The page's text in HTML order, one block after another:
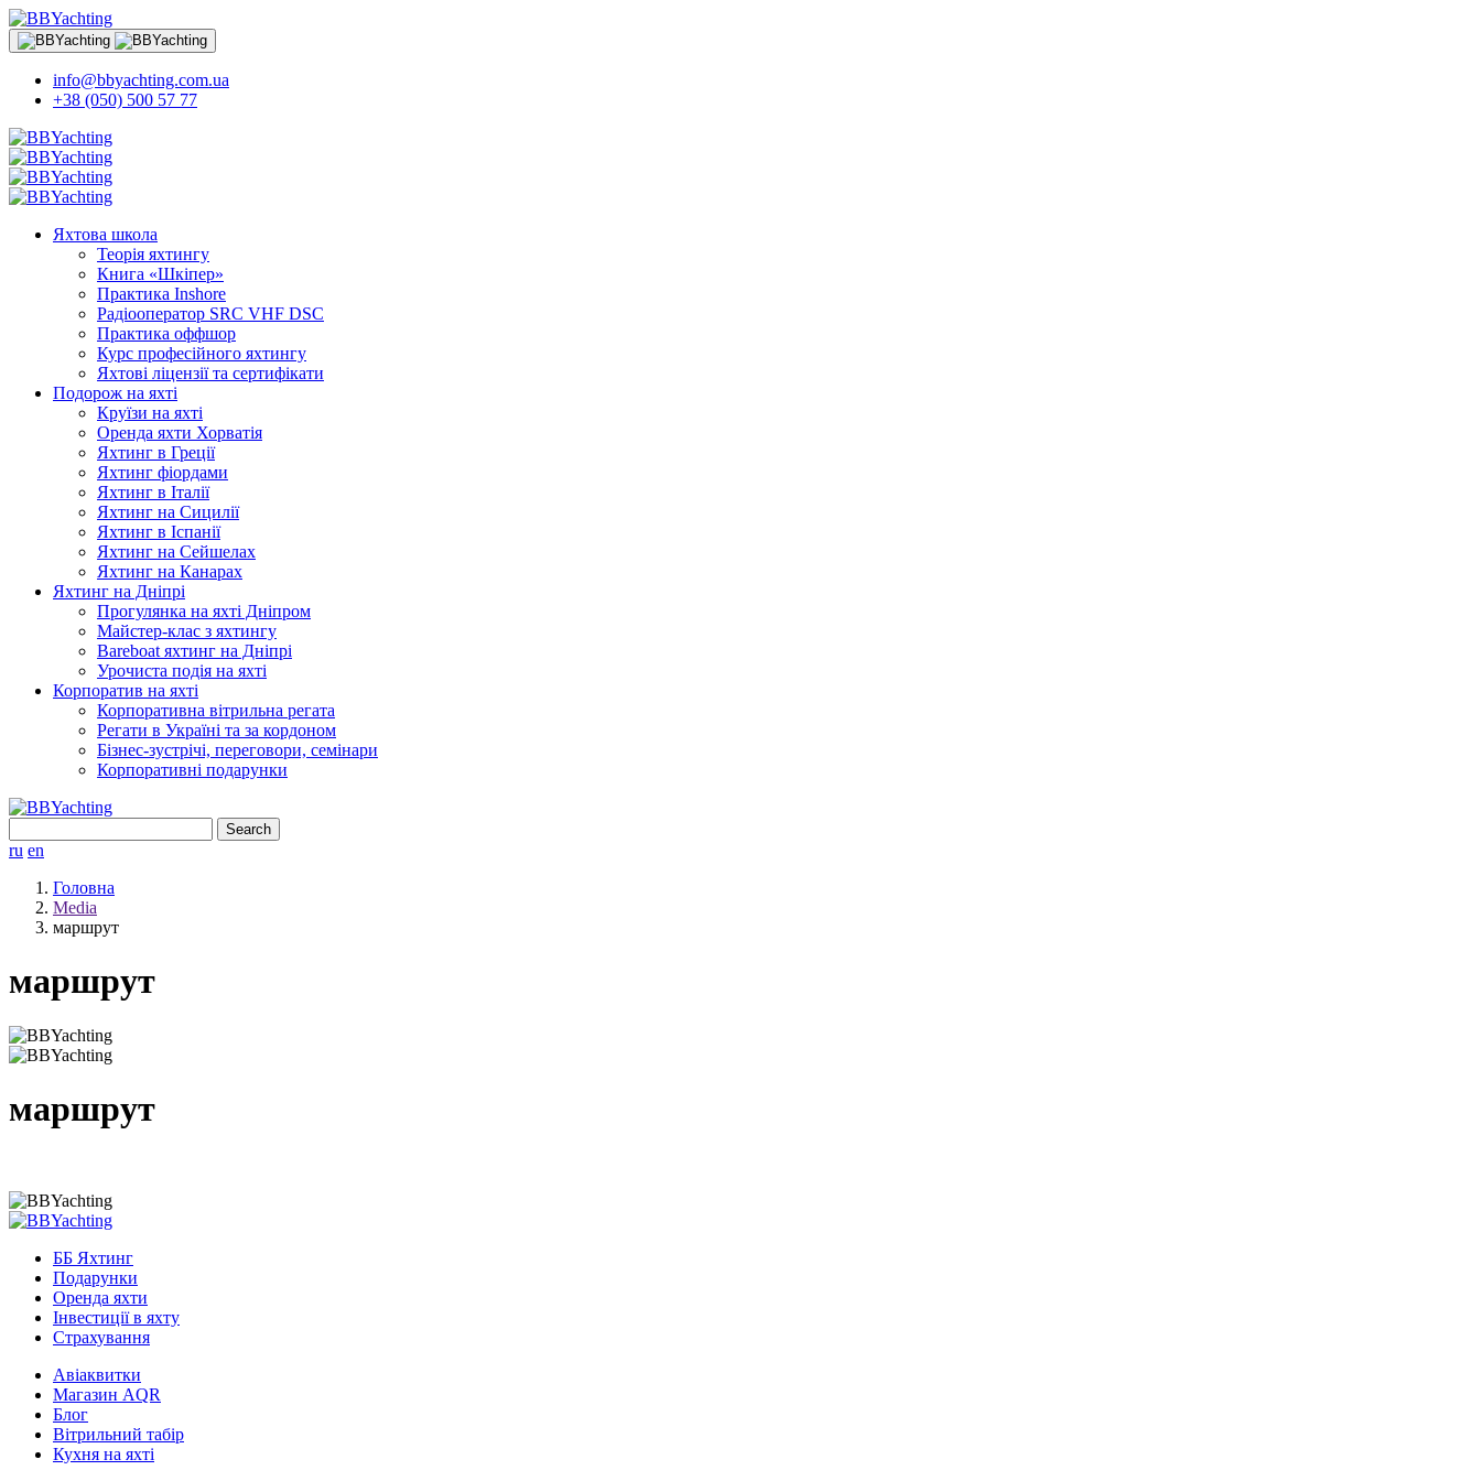
info@bbyachting.com.ua
+38 (050) 500 57 77
Яхтова школа
Теорія яхтингу
Книга «Шкіпер»
Практика Inshore
Радіооператор SRC VHF DSC
Практика оффшор
Курс професійного яхтингу
Яхтові ліцензії та сертифікати
Подорож на яхті
Круїзи на яхті
Оренда яхти Хорватія
Яхтинг в Греції
Яхтинг фіордами
Яхтинг в Італії
Яхтинг на Сицилії
Яхтинг в Іспанії
Яхтинг на Сейшелах
Яхтинг на Канарах
Яхтинг на Дніпрі
Прогулянка на яхті Дніпром
Майстер-клас з яхтингу
Bareboat яхтинг на Дніпрі
Урочиста подія на яхті
Корпоратив на яхті
Корпоративна вітрильна регата
Регати в Україні та за кордоном
Бізнес-зустрічі, переговори, семінари
Корпоративні подарунки
for:
ru en
Головна
Media
маршрут
маршрут
маршрут
ББ Яхтинг
Подарунки
Оренда яхти
Інвестиції в яхту
Страхування
Авіаквитки
Магазин AQR
Блог
Вітрильний табір
Кухня на яхті